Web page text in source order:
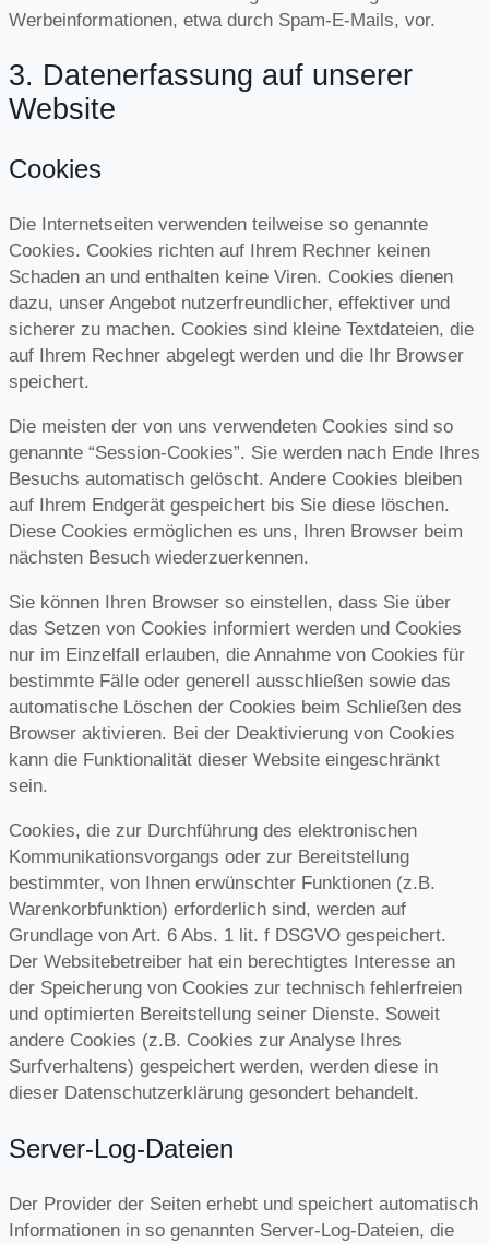
Werbeinformationen, etwa durch Spam-E-Mails, vor.
3. Datenerfassung auf unserer
Website
Cookies
Die Internetseiten verwenden teilweise so genannte
Cookies. Cookies richten auf Ihrem Rechner keinen
Schaden an und enthalten keine Viren. Cookies dienen
dazu, unser Angebot nutzerfreundlicher, effektiver und
sicherer zu machen. Cookies sind kleine Textdateien, die
auf Ihrem Rechner abgelegt werden und die Ihr Browser
speichert.
Die meisten der von uns verwendeten Cookies sind so
genannte “Session-Cookies”. Sie werden nach Ende Ihres
Besuchs automatisch gelöscht. Andere Cookies bleiben
auf Ihrem Endgerät gespeichert bis Sie diese löschen.
Diese Cookies ermöglichen es uns, Ihren Browser beim
nächsten Besuch wiederzuerkennen.
Sie können Ihren Browser so einstellen, dass Sie über
das Setzen von Cookies informiert werden und Cookies
nur im Einzelfall erlauben, die Annahme von Cookies für
bestimmte Fälle oder generell ausschließen sowie das
automatische Löschen der Cookies beim Schließen des
Browser aktivieren. Bei der Deaktivierung von Cookies
kann die Funktionalität dieser Website eingeschränkt
sein.
Cookies, die zur Durchführung des elektronischen
Kommunikationsvorgangs oder zur Bereitstellung
bestimmter, von Ihnen erwünschter Funktionen (z.B.
Warenkorbfunktion) erforderlich sind, werden auf
Grundlage von Art. 6 Abs. 1 lit. f DSGVO gespeichert.
Der Websitebetreiber hat ein berechtigtes Interesse an
der Speicherung von Cookies zur technisch fehlerfreien
und optimierten Bereitstellung seiner Dienste. Soweit
andere Cookies (z.B. Cookies zur Analyse Ihres
Surfverhaltens) gespeichert werden, werden diese in
dieser Datenschutzerklärung gesondert behandelt.
Server-Log-Dateien
Der Provider der Seiten erhebt und speichert automatisch
Informationen in so genannten Server-Log-Dateien, die